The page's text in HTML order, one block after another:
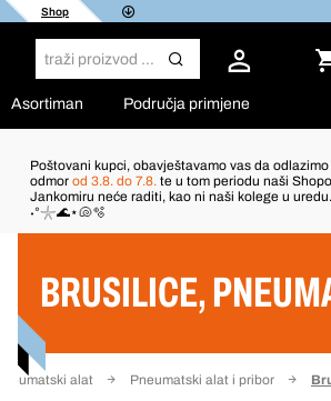
Shop
Asortiman Područja primjene
Poštovani kupci, obavještavamo vas da
odmor od 3.8. do 7.8. te u tom periodu naši
Jankomiru neće raditi, kao ni naši kolege u uredu.
˖°𓇼🌊⋆🐚🫧
BRUSILICE,
alat Pneumatski alat i pribor
Filter